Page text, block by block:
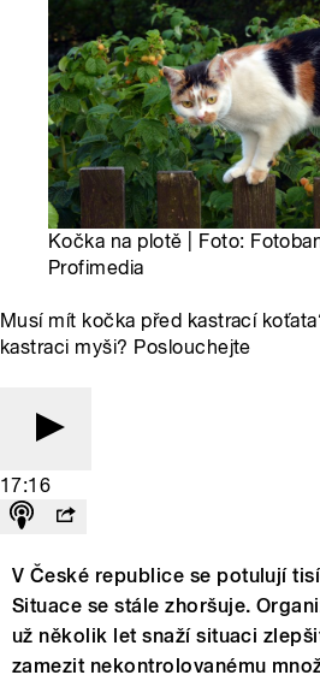
Kočka na plotě | Foto:
Profimedia
Musí mít kočka před kastrací
kastraci myši? Poslouchejte
17:16
V České republice se potulují
Situace se stále zhoršuje.
už několik let snaží situaci
zamezit nekontrolovanému